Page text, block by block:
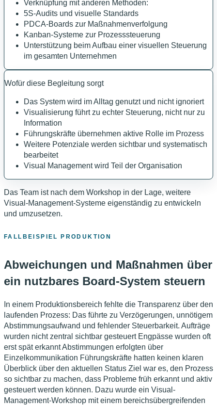
Verknüpfung mit anderen Methoden:
5S-Audits und visuelle Standards
PDCA-Boards zur Maßnahmenverfolgung
Kanban-Systeme zur Prozesssteuerung
Unterstützung beim Aufbau einer visuellen Steuerung
im gesamten Unternehmen
Wofür diese Begleitung sorgt
Das System wird im Alltag genutzt und nicht ignoriert
Visualisierung führt zu echter Steuerung, nicht nur zu
Information
Führungskräfte übernehmen aktive Rolle im Prozess
Weitere Potenziale werden sichtbar und systematisch
bearbeitet
Visual Management wird Teil der Organisation
Das Team ist nach dem Workshop in der Lage, weitere
Visual-Management-Systeme eigenständig zu entwickeln
und umzusetzen.
FALLBEISPIEL PRODUKTION
Abweichungen und Maßnahmen über
ein nutzbares Board-System steuern
In einem Produktionsbereich fehlte die Transparenz über den
laufenden Prozess: Das führte zu Verzögerungen, unnötigem
Abstimmungsaufwand und fehlender Steuerbarkeit. Aufträge
wurden nicht zentral sichtbar gesteuert Engpässe wurden oft
erst spät erkannt Abstimmungen erfolgten über
Einzelkommunikation Führungskräfte hatten keinen klaren
Überblick über den aktuellen Status Ziel war es, den Prozess
so sichtbar zu machen, dass Probleme früh erkannt und aktiv
gesteuert werden können. Dazu wurde ein Visual-
Management-Workshop mit einem bereichsübergreifenden